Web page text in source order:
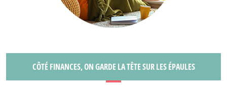
CÔTÉ FINANCES, ON GARDE LA TÊTE SUR LES ÉPAULES